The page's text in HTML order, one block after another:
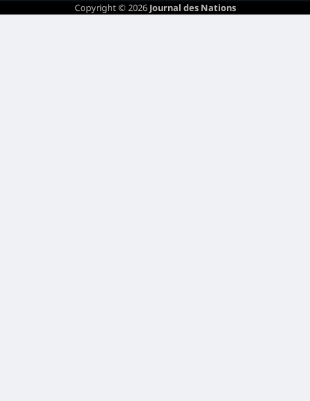
Copyright © 2026 Journal des Nations